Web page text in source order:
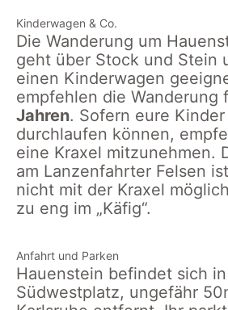
Kinderwagen & Co.
Die Wanderung um
geht über Stock und Stein
einen Kinderwagen
empfehlen die Wanderung
Jahren. Sofern eure
durchlaufen können,
eine Kraxel mitzunehmen.
am Lanzenfahrter Felsen
nicht mit der Kraxel
zu eng im „Käfig“.
Anfahrt und Parken
Hauenstein befindet sich
Südwestplatz, ungefähr